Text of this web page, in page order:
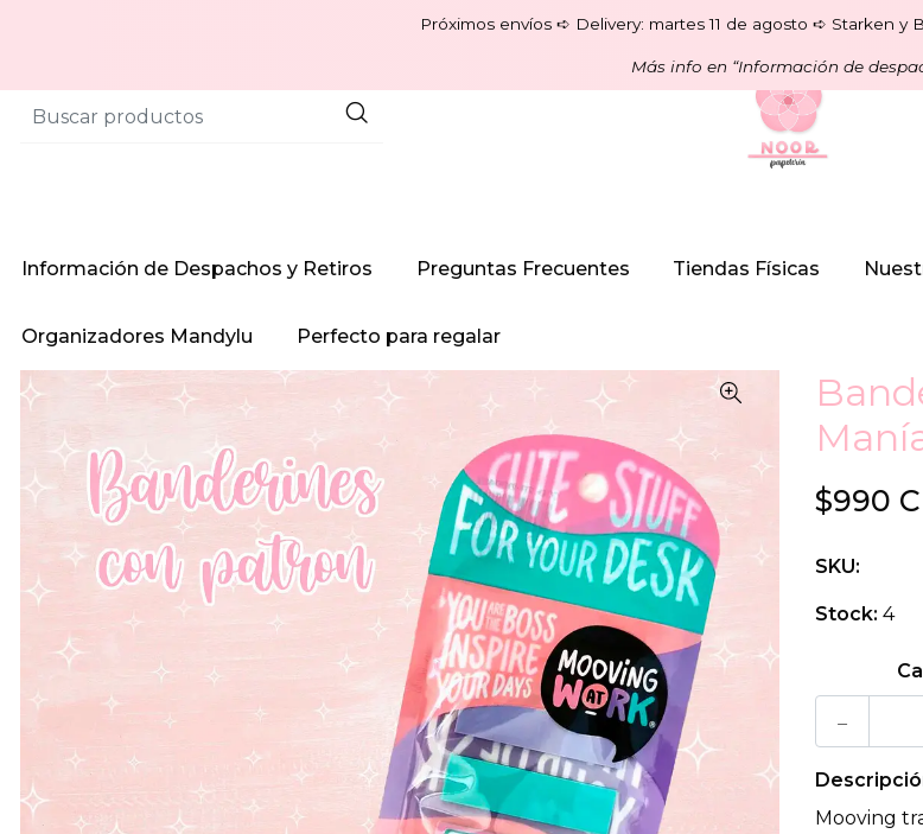
Próximos envíos ➪ Delivery: martes 11 de agosto ➪ Starken y
Más info en “Información de
Información de Despachos y Retiros Preguntas Frecuentes Tiendas Físicas
Organizadores Mandylu Perfecto para regalar
$990
SKU:
Stock: 4
-
Mooving